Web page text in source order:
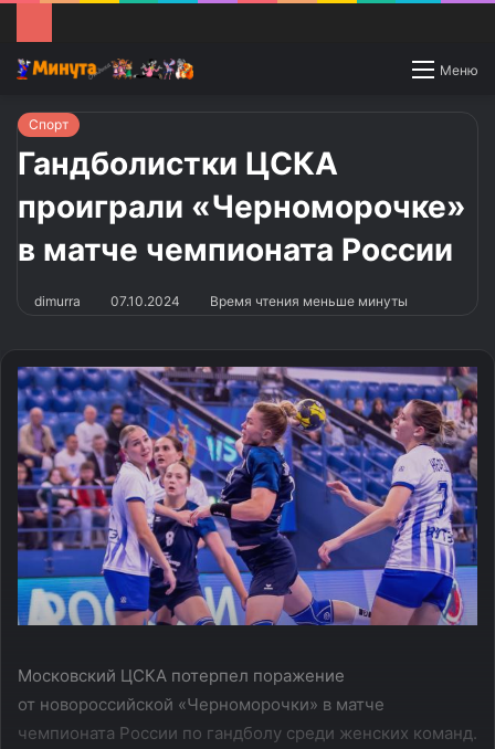
Меню
Switch
Спорт
Гандболистки ЦСКА
проиграли «Черноморочке»
в матче чемпионата России
dimurra 07.10.2024 Время чтения меньше минуты
Московский ЦСКА потерпел поражение
от новороссийской «Черноморочки» в матче
чемпионата России по гандболу среди женских команд.